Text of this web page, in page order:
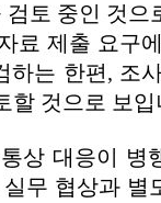
토 중인 것으
료 제출 요구
하는 한편, 조
할 것으로 보입
상 대응이 병
무 협상과 별